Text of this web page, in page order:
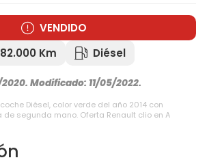
VENDIDO
82.000 Km Diésel
Modificado: 11/05/2022.
Diésel, color verde del año 2014 con
de segunda mano. Oferta Renault clio en A